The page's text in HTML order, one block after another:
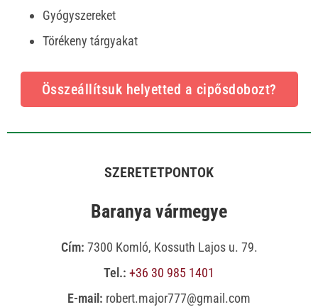
Gyógyszereket
Törékeny tárgyakat
Összeállítsuk helyetted a cipősdobozt?
SZERETETPONTOK
Baranya vármegye
Cím: 7300 Komló, Kossuth Lajos u. 79.
Tel.: +36 30 985 1401
E-mail: robert.major777@gmail.com